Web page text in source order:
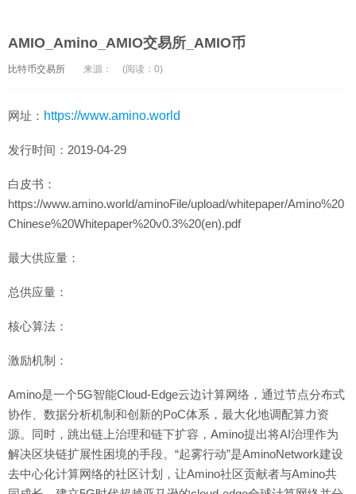
AMIO_Amino_AMIO交易所_AMIO币
比特币交易所 来源： (阅读：0)
网址： https://www.amino.world
发行时间：2019-04-29
白皮书：
https://www.amino.world/aminoFile/upload/whitepaper/Amino%20
Chinese%20Whitepaper%20v0.3%20(en).pdf
最大供应量：
总供应量：
核心算法：
激励机制：
Amino是一个5G智能Cloud-Edge云边计算网络，通过节点分布式
协作、数据分析机制和创新的PoC体系，最大化地调配算力资
源。同时，跳出链上治理和链下扩容，Amino提出将AI治理作为
解决区块链扩展性困境的手段。“起雾行动”是AminoNetwork建设
去中心化计算网络的社区计划，让Amino社区贡献者与Amino共